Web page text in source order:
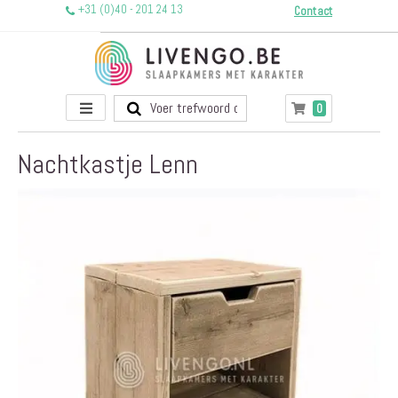
+31 (0)40 - 201 24 13 Contact
Toggle
Nav
Winkelwagen
0producten
Nachtkastje Lenn